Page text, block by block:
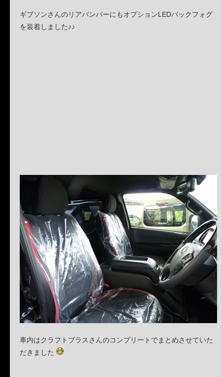
ギブソンさんのリアバンパーにもオプションLEDバックフォグ
を装着しました♪♪
車内はクラフトプラスさんのコンプリートでまとめさせていた
だきました